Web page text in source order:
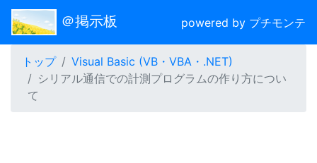
＠掲示板 powered by プチモンテ
トップ
Visual Basic (VB・VBA・.NET)
シリアル通信での計測プログラムの作り方につい
て